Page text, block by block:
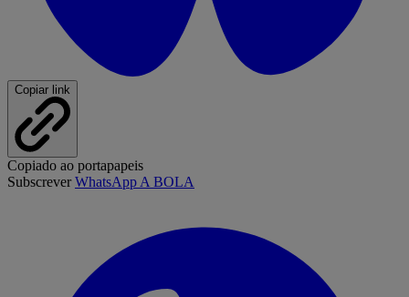
Copiar link
Copiado ao portapapeis
SubscreverWhatsApp A BOLA